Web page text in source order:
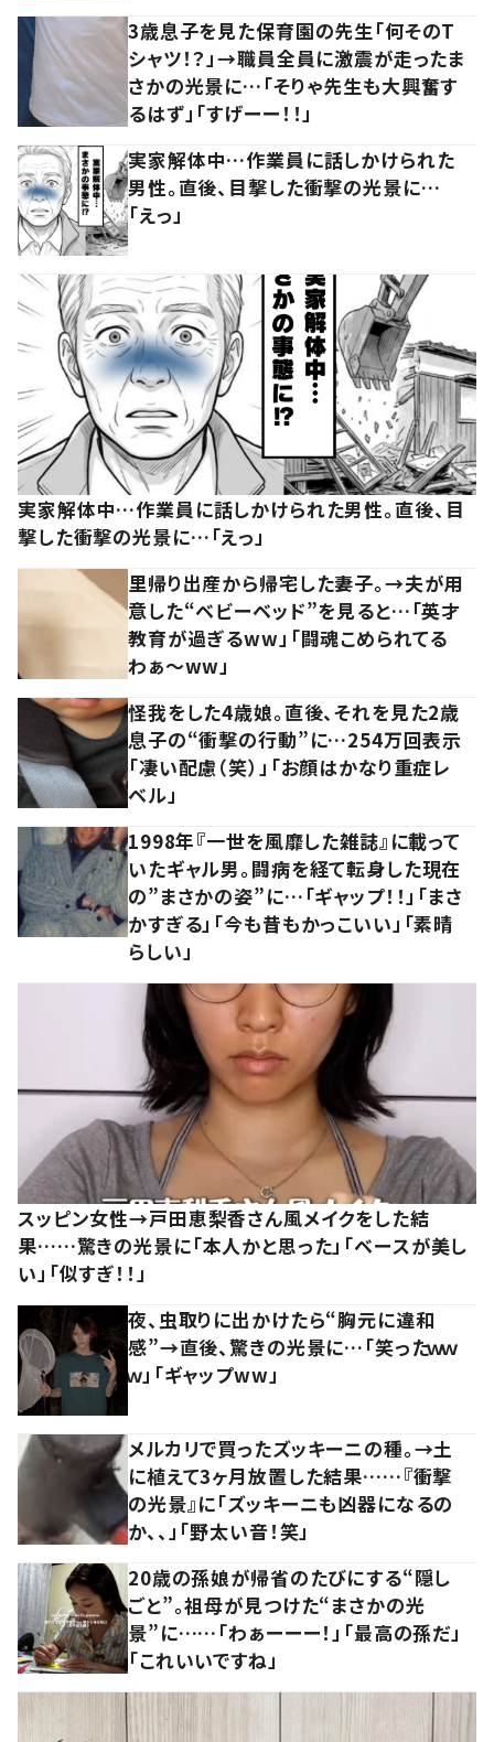
3歳息子を見た保育園の先生「何そのT
シャツ！？」→職員全員に激震が走ったま
さかの光景に…「そりゃ先生も大興奮す
るはず」「すげーー！！」
実家解体中…作業員に話しかけられた
男性。直後、目撃した衝撃の光景に…
「えっ」
実家解体中…作業員に話しかけられた男性。直後、目
撃した衝撃の光景に…「えっ」
里帰り出産から帰宅した妻子。→夫が用
意した“ベビーベッド”を見ると…「英才
教育が過ぎるww」「闘魂こめられてる
わぁ～ww」
怪我をした4歳娘。直後、それを見た2歳
息子の“衝撃の行動”に…254万回表示
「凄い配慮（笑）」「お顔はかなり重症レ
ベル」
1998年『一世を風靡した雑誌』に載って
いたギャル男。闘病を経て転身した現在
の”まさかの姿”に…「ギャップ！！」「まさ
かすぎる」「今も昔もかっこいい」「素晴
らしい」
スッピン女性→戸田恵梨香さん風メイクをした結
果……驚きの光景に「本人かと思った」「ベースが美し
い」「似すぎ！！」
夜、虫取りに出かけたら“胸元に違和
感”→直後、驚きの光景に…「笑ったｗｗ
ｗ」「ギャップww」
メルカリで買ったズッキーニの種。→土
に植えて3ヶ月放置した結果……『衝撃
の光景』に「ズッキーニも凶器になるの
か、、」「野太い音！笑」
20歳の孫娘が帰省のたびにする“隠し
ごと”。祖母が見つけた“まさかの光
景”に……「わぁーーー！」「最高の孫だ」
「これいいですね」